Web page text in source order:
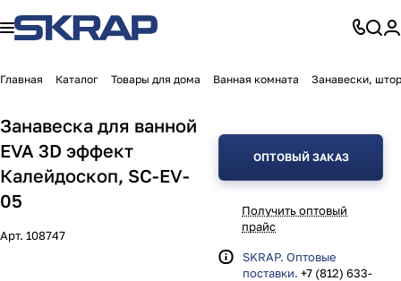
Главная Каталог Товары для дома Ванная комната Занавески,
Занавеска для ванной
EVA 3D эффект
Калейдоскоп, SC-EV-
05
Арт. 108747
ОПТОВЫЙ ЗАКАЗ
Получить оптовый
прайс
SKRAP. Оптовые
поставки. +7 (812) 633-